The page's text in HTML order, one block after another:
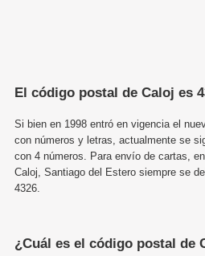
El código postal de Caloj es
Si bien en 1998 entró en vigencia el
con números y letras, actualmente se
con 4 números. Para envío de cartas,
Caloj, Santiago del Estero siempre se
4326.
¿Cuál es el código postal de